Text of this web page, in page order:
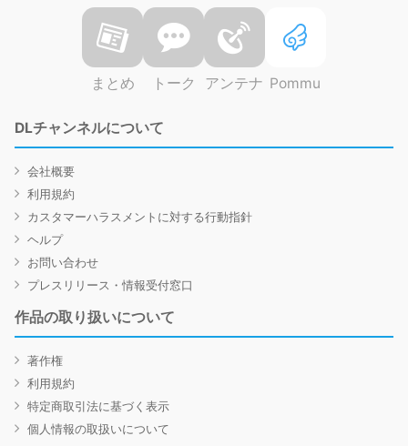
まとめ トーク アンテナ Pommu
DLチャンネルについて
会社概要
利用規約
カスタマーハラスメントに対する行動指針
ヘルプ
お問い合わせ
プレスリリース・情報受付窓口
作品の取り扱いについて
著作権
利用規約
特定商取引法に基づく表示
個人情報の取扱いについて